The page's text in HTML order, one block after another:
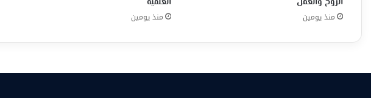
الروح والعقل
منذ يومين
العلمية
منذ يومين